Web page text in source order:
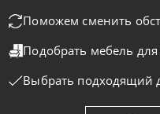
На заказ 45-90 дн
Поможем сменить
Подобрать мебель
Выбрать подходящий